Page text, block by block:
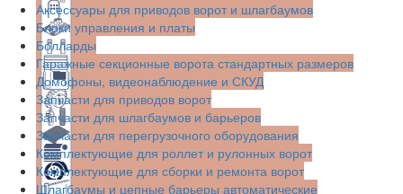
Аксессуары для приводов ворот и шлагбаумов
Блоки управления и платы
Болларды
Гаражные секционные ворота стандартных размеров
Домофоны, видеонаблюдение и СКУД
Запчасти для приводов ворот
Запчасти для шлагбаумов и барьеров
Запчасти для перегрузочного оборудования
Комплектующие для роллет и рулонных ворот
Комплектующие для сборки и ремонта ворот
Шлагбаумы и цепные барьеры автоматические